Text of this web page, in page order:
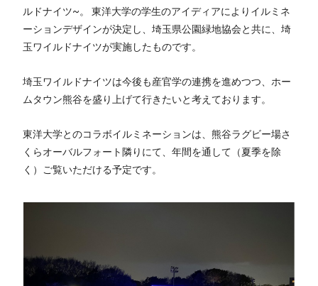
ルドナイツ~。 東洋大学の学生のアイディアによりイルミネ
ーションデザインが決定し、埼玉県公園緑地協会と共に、埼
玉ワイルドナイツが実施したものです。
埼玉ワイルドナイツは今後も産官学の連携を進めつつ、ホー
ムタウン熊谷を盛り上げて行きたいと考えております。
東洋大学とのコラボイルミネーションは、熊谷ラグビー場さ
くらオーバルフォート隣りにて、年間を通して（夏季を除
く）ご覧いただける予定です。